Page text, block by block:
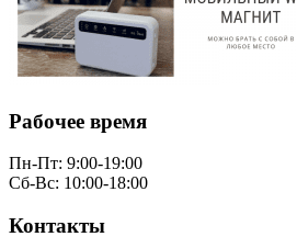
Рабочее время
Пн-Пт: 9:00-19:00
Сб-Вс: 10:00-18:00
Контакты